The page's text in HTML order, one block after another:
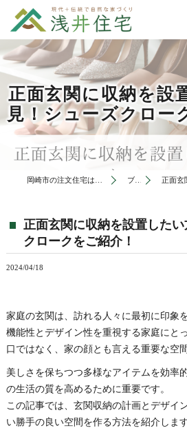
正面玄関に収納を設
見！シューズクロー
ブログ 正面玄関に
正面玄関に収納を設置した
クロークをご紹介！
2024/04/18
家庭の玄関は、訪れる人々に最初に印象
機能性とデザイン性を重視する家庭にと
口ではなく、家の顔とも言える重要な空間
美しさを保ちつつ多様なアイテムを効率
の生活の質を高めるために重要です。
この記事では、玄関収納の計画とデザイ
い勝手の良い空間を作る方法を紹介します